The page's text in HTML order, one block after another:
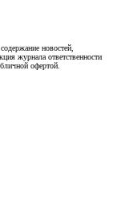
новостей,
журнала ответственности
офертой.